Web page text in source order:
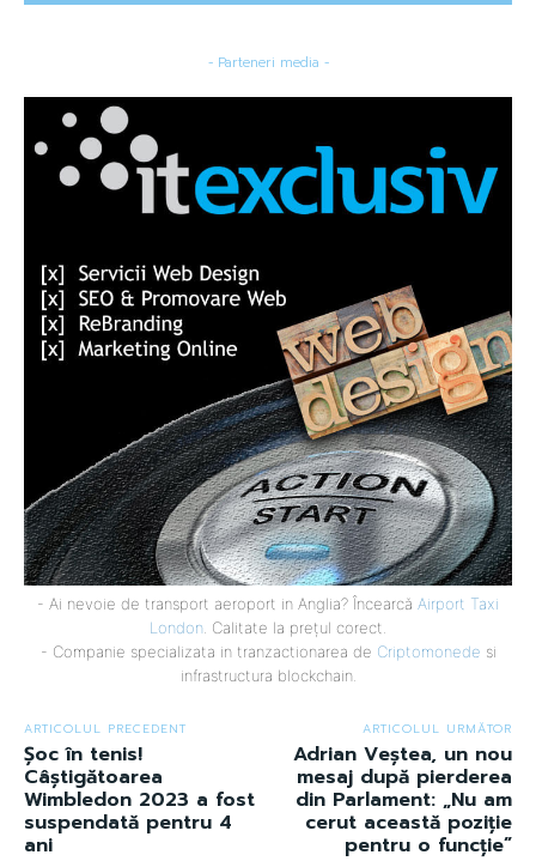
- Parteneri media -
- Ai nevoie de transport aeroport in Anglia? Încearcă Airport Taxi
London . Calitate la prețul corect.
- Companie specializata in tranzactionarea de Criptomonede si
infrastructura blockchain.
ARTICOLUL PRECEDENT
Șoc în tenis!
Câștigătoarea
Wimbledon 2023 a fost
suspendată pentru 4
ani
ARTICOLUL URMĂTOR
Adrian Veștea, un nou
mesaj după pierderea
din Parlament: „Nu am
cerut această poziție
pentru o funcție”